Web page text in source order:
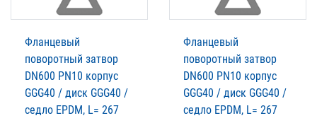
Фланцевый
поворотный затвор
DN600 PN10 корпус
GGG40 / диск GGG40 /
седло EPDM, L= 267
Фланцевый
поворотный затвор
DN600 PN10 корпус
GGG40 / диск GGG40 /
седло EPDM, L= 267